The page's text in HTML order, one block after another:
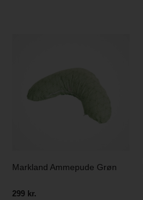
Markland Ammepude Grøn
299 kr.